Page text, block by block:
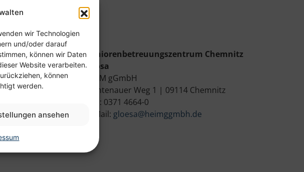
wir Technologien
und/oder darauf
können wir Daten
Website verarbeiten.
können
werden.
ansehen
Seniorenbetreuungszentrum Chemnitz
Glösa
HEIM gGmbH
Lichtenauer Weg 1 | 09114 Chemnitz
Tel.: 0371 4664-0
E-Mail: gloesa@heimggmbh.de